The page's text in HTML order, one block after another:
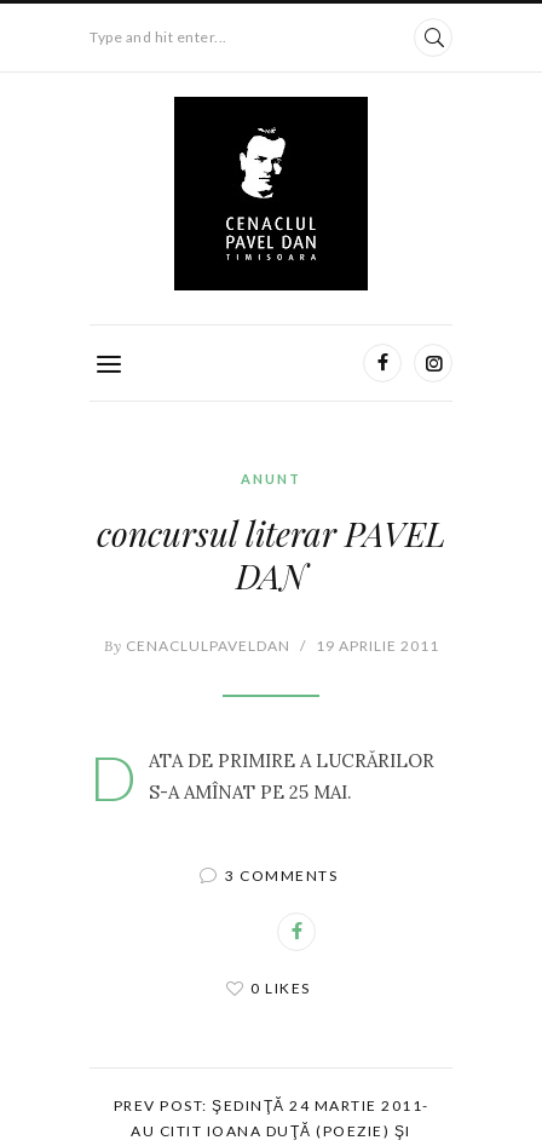
Type and hit enter...
ANUNT
concursul literar PAVEL
DAN
By CENACLULPAVELDAN / 19 APRILIE 2011
D
ATA DE PRIMIRE A LUCRĂRILOR
S-A AMÎNAT PE 25 MAI.
3 COMMENTS
0 LIKES
PREV POST: ŞEDINŢĂ 24 MARTIE 2011-
AU CITIT IOANA DUŢĂ (POEZIE) ŞI